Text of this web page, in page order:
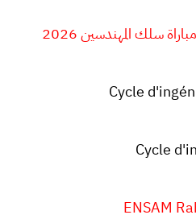
سلك المهندسين 2026
Cycle
Cycle
ENSAM